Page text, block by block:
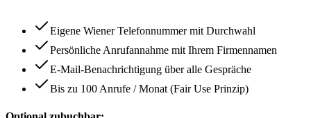
Eigene Wiener Telefonnummer mit Durchwahl
Persönliche Anrufannahme mit Ihrem Firmennamen
E-Mail-Benachrichtigung über alle Gespräche
Bis zu 100 Anrufe / Monat (Fair Use Prinzip)